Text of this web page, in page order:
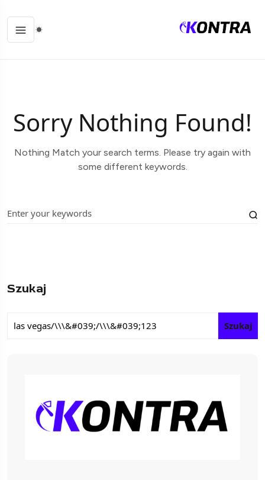
Sorry Nothing Found!
Nothing Match your search terms. Please try again with
some different keywords.
Szukaj
Szukaj